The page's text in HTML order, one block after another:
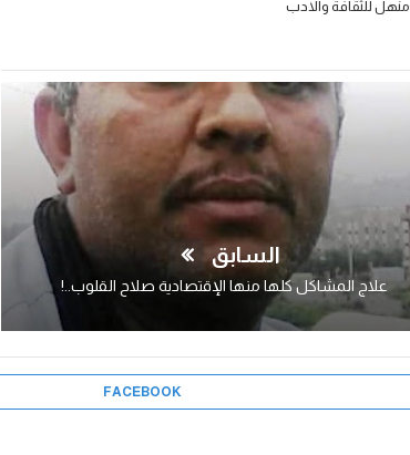
للثقافة والادب
السابق
علاج المشاكل كلها منها الإقتصادية صلاح القلوب..!
FACEBOOK